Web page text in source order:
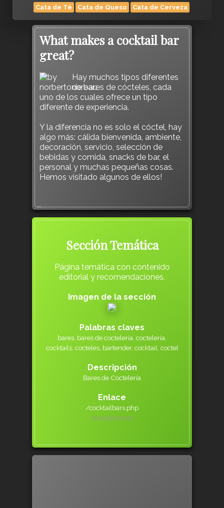
Cata de Té
Cata de Queso Cata de Cerveza
What makes a cocktail bar
great?
Hay muchos tipos diferentes
de bares de cócteles, cada
uno de los cuales ofrece un tipo
diferente de experiencia.
Y la diferencia no es solo el cóctel, hay
algo más: cálida bienvenida, ambiente,
decoración, servicio, selección de
bebidas y comida, snacks de bar, el
personal y muchas pequeñas cosas.
Hemos visitado algunos de ellos!
491
Sección Temática
Página temática con contenido
editorial y recomendaciones.
Imagen de la sección
Palabras claves
bares, bares de coctelería, coctelería,
cocktails, cocteles, bartender, cocktail, coctel
Descripción
Bares de Coctelería
Enlace
/cocktailbars.php
00048900076000